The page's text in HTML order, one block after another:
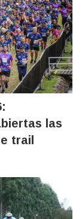
las
trail